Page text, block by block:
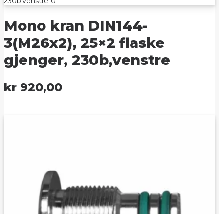
Mono kran DIN144-
3(M26x2), 25×2 flaske
gjenger, 230b,venstre
kr 920,00